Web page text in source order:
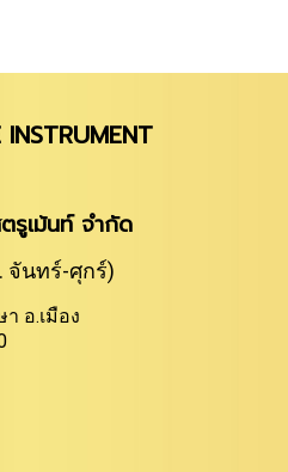
รูเม้นท์ จำกัด
จันทร์-ศุกร์)
อ.เมือง